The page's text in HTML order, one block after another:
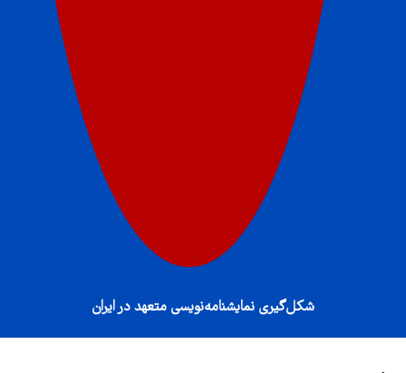
شکل‌گیری نمایشنامه‌نویسی متعهد در ایران